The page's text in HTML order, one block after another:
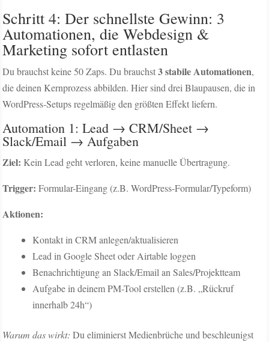
Schritt 4: Der schnellste Gewinn: 3
Automationen, die Webdesign &
Marketing sofort entlasten
Du brauchst keine 50 Zaps. Du brauchst3 stabile Automationen,
die deinen Kernprozess abbilden. Hier sind drei Blaupausen, die in
WordPress-Setups regelmäßig den größten Effekt liefern.
Automation 1: Lead → CRM/Sheet →
Slack/Email → Aufgaben
Ziel: Kein Lead geht verloren, keine manuelle Übertragung.
Trigger: Formular-Eingang (z.B. WordPress-Formular/Typeform)
Aktionen:
Kontakt in CRM anlegen/aktualisieren
Lead in Google Sheet oder Airtable loggen
Benachrichtigung an Slack/Email an Sales/Projektteam
Aufgabe in deinem PM-Tool erstellen (z.B. „Rückruf
innerhalb 24h“)
Warum das wirkt: Du eliminierst Medienbrüche und beschleunigst